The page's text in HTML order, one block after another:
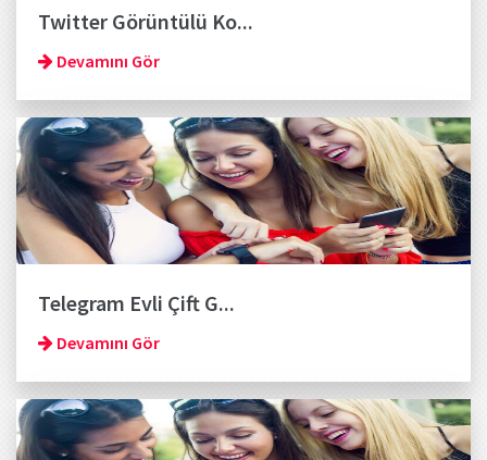
Twitter Görüntülü Ko...
Devamını Gör
Telegram Evli Çift G...
Devamını Gör